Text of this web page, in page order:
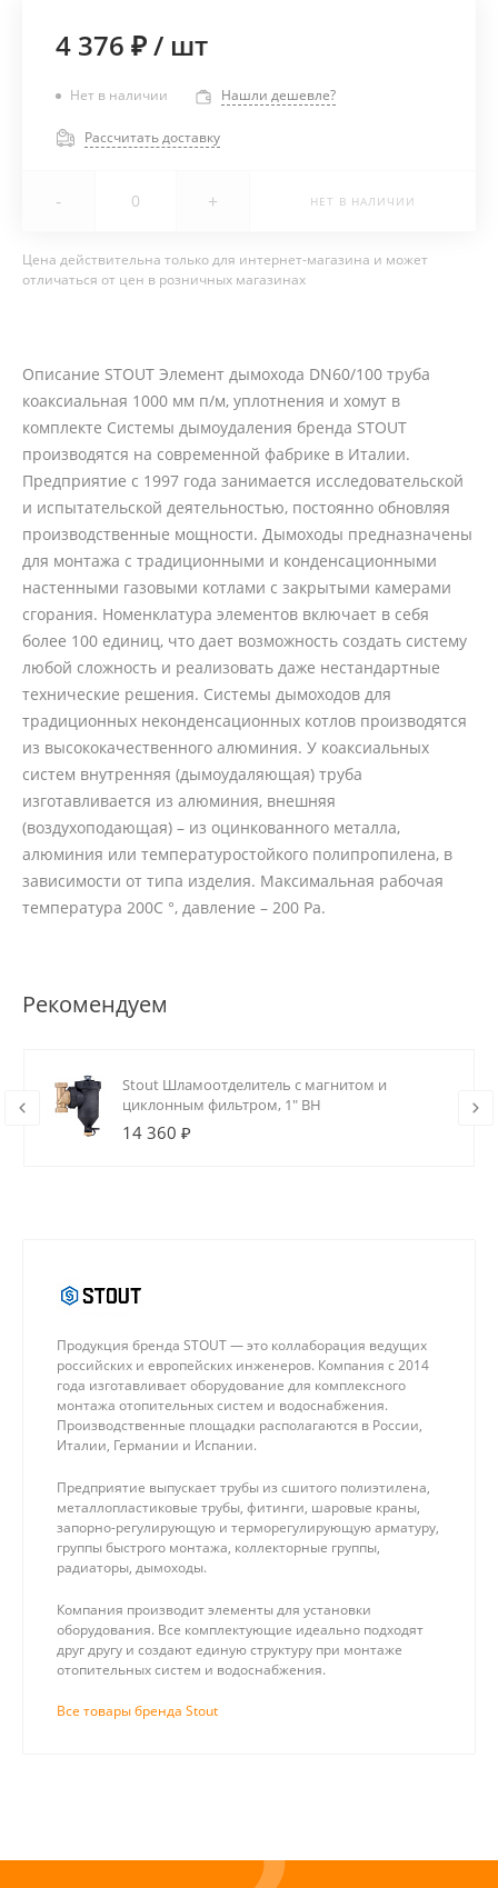
4 376 ₽/ шт
Нет в наличии Нашли дешевле?
Рассчитать доставку
- + НЕТ В НАЛИЧИИ
Цена действительна только для интернет-магазина и может
отличаться от цен в розничных магазинах
Описание STOUT Элемент дымохода DN60/100 труба
коаксиальная 1000 мм п/м, уплотнения и хомут в
комплекте Системы дымоудаления бренда STOUT
производятся на современной фабрике в Италии.
Предприятие с 1997 года занимается исследовательской
и испытательской деятельностью, постоянно обновляя
производственные мощности. Дымоходы предназначены
для монтажа с традиционными и конденсационными
настенными газовыми котлами с закрытыми камерами
сгорания. Номенклатура элементов включает в себя
более 100 единиц, что дает возможность создать систему
любой сложность и реализовать даже нестандартные
технические решения. Системы дымоходов для
традиционных неконденсационных котлов производятся
из высококачественного алюминия. У коаксиальных
систем внутренняя (дымоудаляющая) труба
изготавливается из алюминия, внешняя
(воздухоподающая) – из оцинкованного металла,
алюминия или температуростойкого полипропилена, в
зависимости от типа изделия. Максимальная рабочая
температура 200С °, давление – 200 Ра.
Рекомендуем
Stout Шламоотделитель с магнитом и
циклонным фильтром, 1" ВН
14 360 ₽
Продукция бренда STOUT — это коллаборация ведущих
российских и европейских инженеров. Компания с 2014
года изготавливает оборудование для комплексного
монтажа отопительных систем и водоснабжения.
Производственные площадки располагаются в России,
Италии, Германии и Испании.
Предприятие выпускает трубы из сшитого полиэтилена,
металлопластиковые трубы, фитинги, шаровые краны,
запорно-регулирующую и терморегулирующую арматуру,
группы быстрого монтажа, коллекторные группы,
радиаторы, дымоходы.
Компания производит элементы для установки
оборудования. Все комплектующие идеально подходят
друг другу и создают единую структуру при монтаже
отопительных систем и водоснабжения.
Все товары бренда Stout